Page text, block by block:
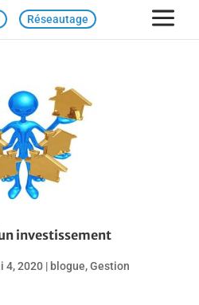
Réseautage
investissement
4, 2020| blogue,Gestion